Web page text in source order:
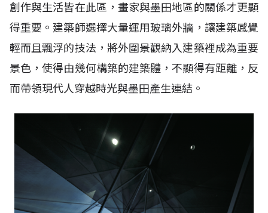
創作與生活皆在此區，畫家與墨田地區的關係才更顯
得重要。建築師選擇大量運用玻璃外牆，讓建築感覺
輕而且飄浮的技法，將外圍景觀納入建築裡成為重要
景色，使得由幾何構築的建築體，不顯得有距離，反
而帶領現代人穿越時光與墨田產生連結。